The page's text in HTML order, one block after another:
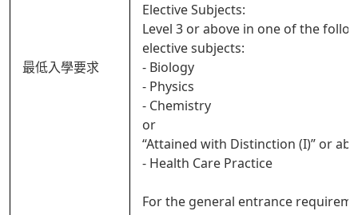
最低入學要求
Elective Subjects:
Level 3 or above in one of the
elective subjects:
- Biology
- Physics
- Chemistry
or
“Attained with Distinction (I)” or
- Health Care Practice
For the general entrance